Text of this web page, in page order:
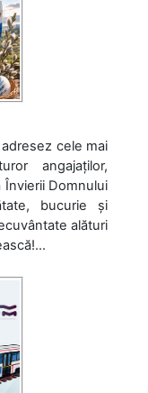
cele mai
angajaților,
Învierii Domnului
bucurie și
alături